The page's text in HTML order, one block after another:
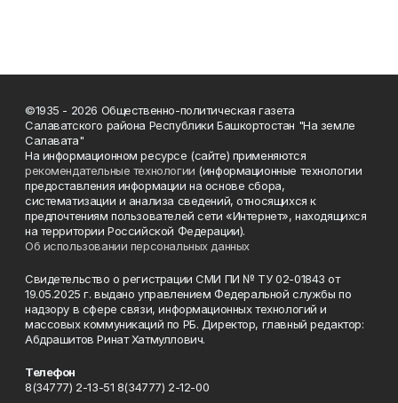
©1935 - 2026 Общественно-политическая газета
Салаватского района Республики Башкортостан "На земле
Салавата"
На информационном ресурсе (сайте) применяются
рекомендательные технологии (информационные технологии
предоставления информации на основе сбора,
систематизации и анализа сведений, относящихся к
предпочтениям пользователей сети «Интернет», находящихся
на территории Российской Федерации).
Об использовании персональных данных
Свидетельство о регистрации СМИ ПИ № ТУ 02-01843 от
19.05.2025 г. выдано управлением Федеральной службы по
надзору в сфере связи, информационных технологий и
массовых коммуникаций по РБ. Директор, главный редактор:
Абдрашитов Ринат Хатмуллович.
Телефон
8(34777) 2-13-51 8(34777) 2-12-00